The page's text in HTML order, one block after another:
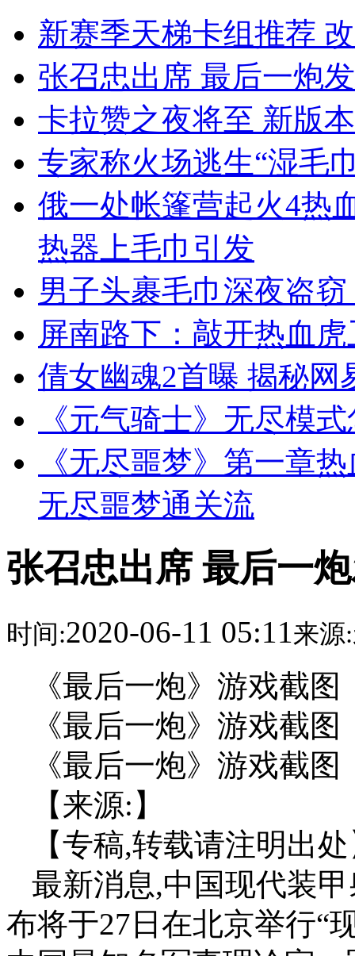
新赛季天梯卡组推荐
张召忠出席 最后一炮
卡拉赞之夜将至 新版
专家称火场逃生“湿毛
俄一处帐篷营起火4热
热器上毛巾引发
男子头裹毛巾深夜盗
屏南路下：敲开热血
倩女幽魂2首曝 揭秘网
《元气骑士》无尽模
《无尽噩梦》第一章
无尽噩梦通关流
张召忠出席 最后一
时间:2020-06-11 05:11来源:
《最后一炮》游戏截图
《最后一炮》游戏截图
《最后一炮》游戏截图
【来源:】
【专稿,转载请注明出
最新消息,中国现代装
布将于27日在北京举行“